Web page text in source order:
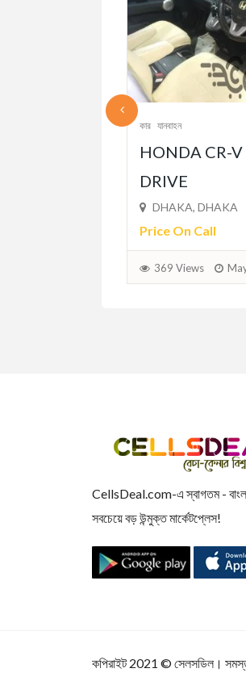
কার যানবাহন
AXIO X
Uttara Shop
Traders
Price On Call
356 Views
CellsDeal.com-এ স্বাগতম -
সবচেয়ে বড় উন্মুক্ত মার্কেটপ্লেস!
কপিরাইট 2021 © সেলসডিল ।